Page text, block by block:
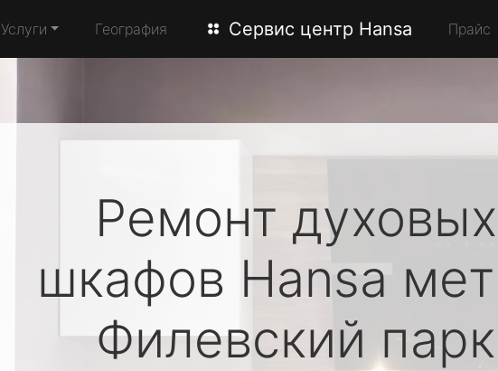
Услуги География Сервис центр Hansa Прайс
Ремонт духовых
шкафов Hansa
Филевский парк